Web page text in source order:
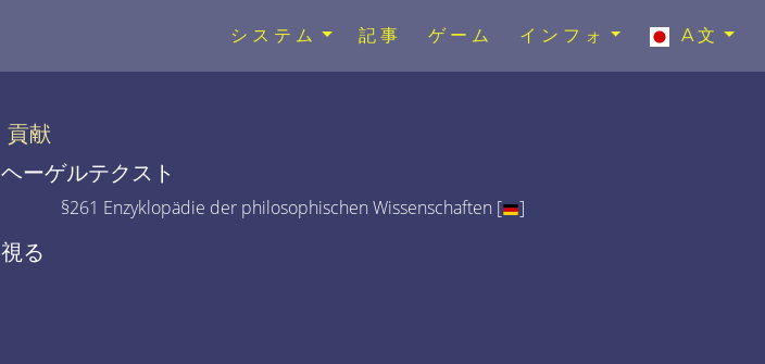
システム 記事 ゲーム インフォ A文
貢献
ヘーゲルテクスト
§261 Enzyklopädie der philosophischen Wissenschaften [ ]
視る